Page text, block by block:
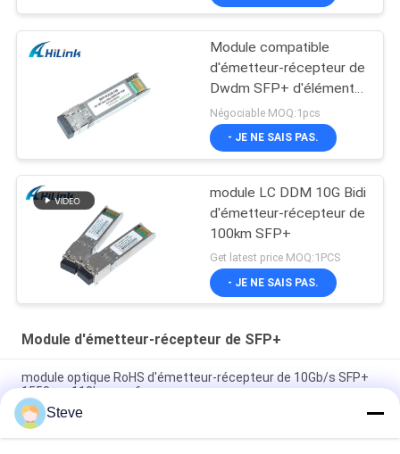
Module compatible
d'émetteur-récepteur de
Dwdm SFP+ d'élément
moteur 26db de Cisco
SFP 10G 100KM
Négociable MOQ:1pcs
- JE NE SAIS PAS.
module LC DDM 10G Bidi
d'émetteur-récepteur de
100km SFP+
Get latest price MOQ:1PCS
- JE NE SAIS PAS.
Module d'émetteur-récepteur de SFP+
module optique RoHS d'émetteur-récepteur de 10Gb/s SFP+
1550nm 110km conforme
Émetteur-récepteur BIDI 25 Gbps 40KM 1270/1310nm 40KM
APD LC DOM, émetteurs-récepteurs à fibre optique Ethernet
Steve